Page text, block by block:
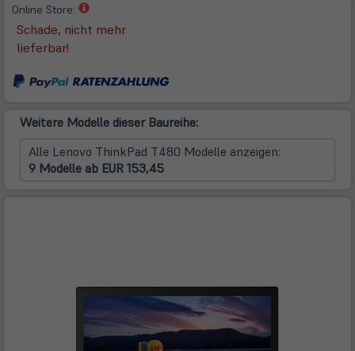
Online Store:
(öffnet
in
neuem
Schade, nicht mehr
lieferbar!
Weitere Modelle dieser Baureihe:
Alle Lenovo ThinkPad T480 Modelle anzeigen:
9 Modelle ab EUR 153,45